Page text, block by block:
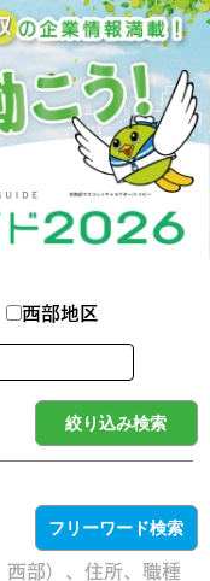
西部地区
部）、住所、職種